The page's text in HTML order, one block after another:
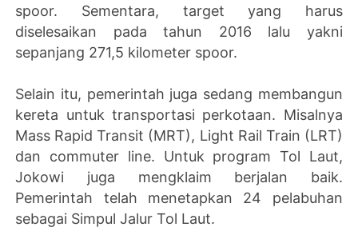
spoor. Sementara, target yang harus
diselesaikan pada tahun 2016 lalu yakni
sepanjang 271,5 kilometer spoor.
Selain itu, pemerintah juga sedang membangun
kereta untuk transportasi perkotaan. Misalnya
Mass Rapid Transit (MRT), Light Rail Train (LRT)
dan commuter line. Untuk program Tol Laut,
Jokowi juga mengklaim berjalan baik.
Pemerintah telah menetapkan 24 pelabuhan
sebagai Simpul Jalur Tol Laut.